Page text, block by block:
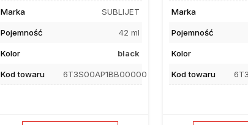
Marka SUBLIJET
Pojemność 42 ml
Kolor black
Kod towaru 6T3S00AP1BB00000
Marka
Pojemność
Kolor
Kod towaru